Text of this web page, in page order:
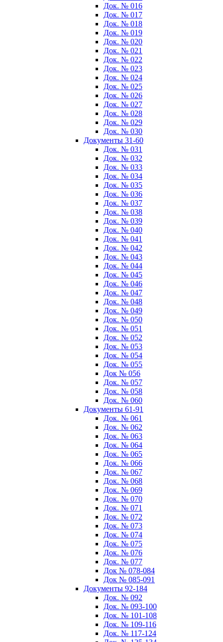
Док. № 016
Док. № 017
Док. № 018
Док. № 019
Док. № 020
Док. № 021
Док. № 022
Док. № 023
Док. № 024
Док. № 025
Док. № 026
Док. № 027
Док. № 028
Док. № 029
Док. № 030
Документы 31-60
Док. № 031
Док. № 032
Док. № 033
Док. № 034
Док. № 035
Док. № 036
Док. № 037
Док. № 038
Док. № 039
Док. № 040
Док. № 041
Док. № 042
Док. № 043
Док. № 044
Док. № 045
Док. № 046
Док. № 047
Док. № 048
Док. № 049
Док. № 050
Док. № 051
Док. № 052
Док. № 053
Док. № 054
Док. № 055
Док № 056
Док. № 057
Док. № 058
Док. № 060
Документы 61-91
Док. № 061
Док. № 062
Док. № 063
Док. № 064
Док. № 065
Док. № 066
Док. № 067
Док. № 068
Док. № 069
Док. № 070
Док. № 071
Док. № 072
Док. № 073
Док. № 074
Док. № 075
Док. № 076
Док. № 077
Док № 078-084
Док № 085-091
Документы 92-184
Док. № 092
Док. № 093-100
Док. № 101-108
Док. № 109-116
Док. № 117-124